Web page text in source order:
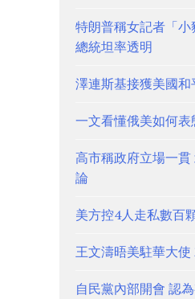
特朗普稱女記者「小
總統坦率透明
澤連斯基接獲美國
一文看懂俄美如何表
高市稱政府立場一
論
美方控4人走私數百
王文濤晤美駐華大
自民黨內部開會 認